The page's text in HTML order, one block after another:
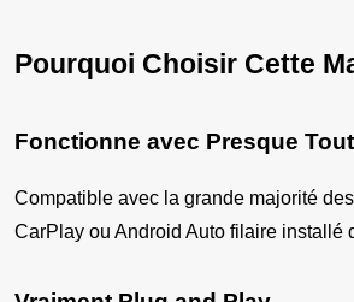
Pourquoi Choisir Cette
Fonctionne avec Presque
Compatible avec la grande majorité
CarPlay ou Android Auto filaire installé